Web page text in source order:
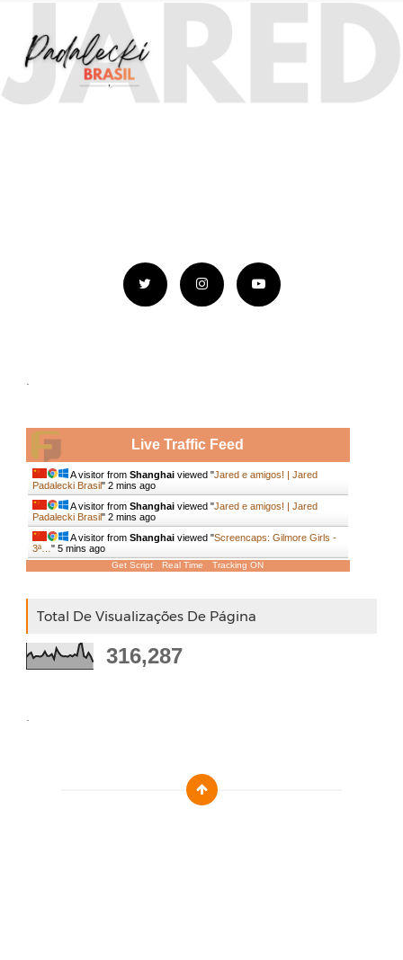
.
Live Traffic Feed
A visitor from Shanghaiviewed "Jared e amigos! | Jared
Padalecki Brasil" 2 mins ago
A visitor from Shanghaiviewed "Jared e amigos! | Jared
Padalecki Brasil" 2 mins ago
A visitor from Shanghaiviewed "Screencaps: Gilmore Girls -
3ª… " 5 mins ago
Get Script Real Time Tracking ON
Total De Visualizações De Página
316,287
.